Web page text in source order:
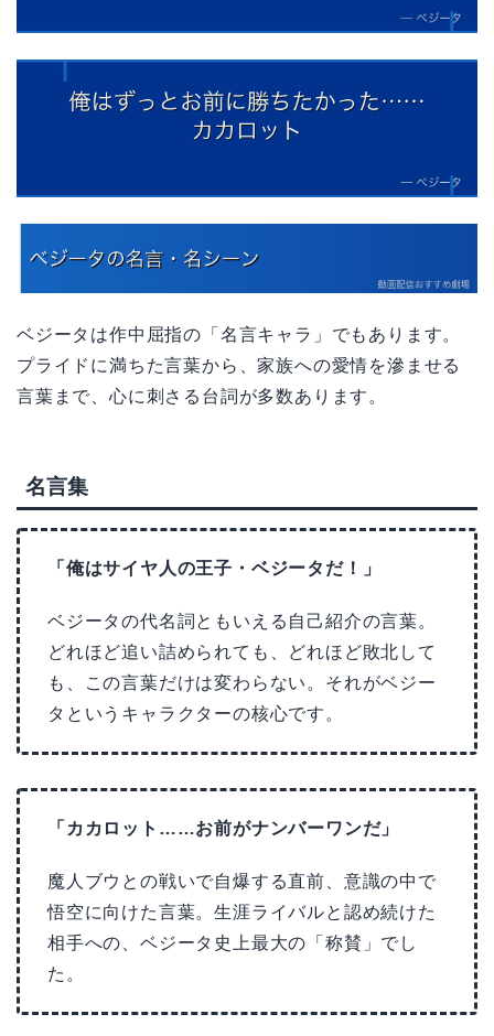
ベジータは作中屈指の「名言キャラ」でもあります。
プライドに満ちた言葉から、家族への愛情を滲ませる
言葉まで、心に刺さる台詞が多数あります。
名言集
「俺はサイヤ人の王子・ベジータだ！」
ベジータの代名詞ともいえる自己紹介の言葉。
どれほど追い詰められても、どれほど敗北して
も、この言葉だけは変わらない。それがベジー
タというキャラクターの核心です。
「カカロット……お前がナンバーワンだ」
魔人ブウとの戦いで自爆する直前、意識の中で
悟空に向けた言葉。生涯ライバルと認め続けた
相手への、ベジータ史上最大の「称賛」でし
た。